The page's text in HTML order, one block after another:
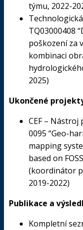
týmu, 2022-
TQ03000408
poškození za
kombinaci
2025)
Ukončené
CEF –
0095 “Geo-
mapping
based on
(koordinátor
2019-2022)
Publikace a
Kompletní